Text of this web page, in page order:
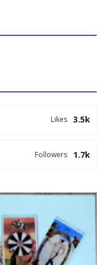
3.5k
Likes
1.7k
Followers